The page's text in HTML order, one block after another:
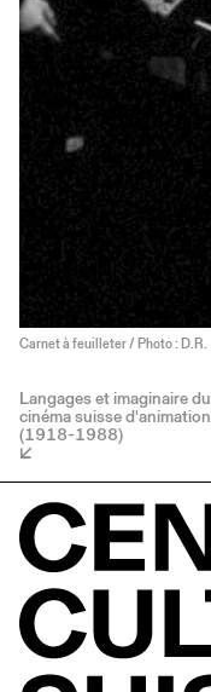
Carnet à feuilleter / Photo : D.R.
Langages et imaginaire du
cinéma suisse d'animation
(1918-1988)